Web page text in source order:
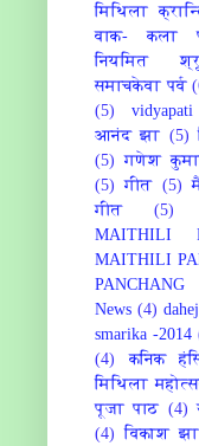
मिथिला
वाक- कला
नियमित
समाचकेवा पर्व
(5)
आनंद झा (5)
(5) गणेश
(5)
गीत (5)
गीत
(5)
MAITHILI
MAITHILI
PANCHANG
News (4)
smarika -2014
(4)
कनिक
मिथिला
पूजा पाठ (4)
(4) विकाश